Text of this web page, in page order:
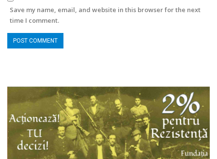
Save my name, email, and website in this browser for the next
time I comment.